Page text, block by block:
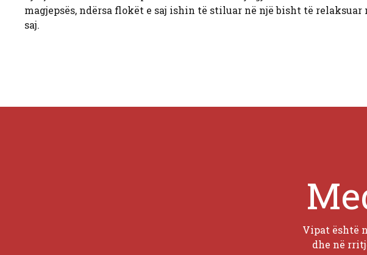
magjepsës, ndërsa flokët e saj ishin të stiluar në një bisht të
saj.
Vipat është
dhe në